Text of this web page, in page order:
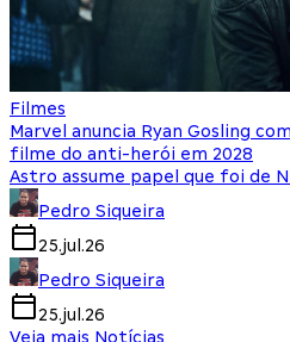
Filmes
Marvel anuncia Ryan Gosling
filme do anti-herói em 2028
Astro assume papel que foi de
Pedro Siqueira
25.jul.26
Pedro Siqueira
25.jul.26
Veja mais Notícias